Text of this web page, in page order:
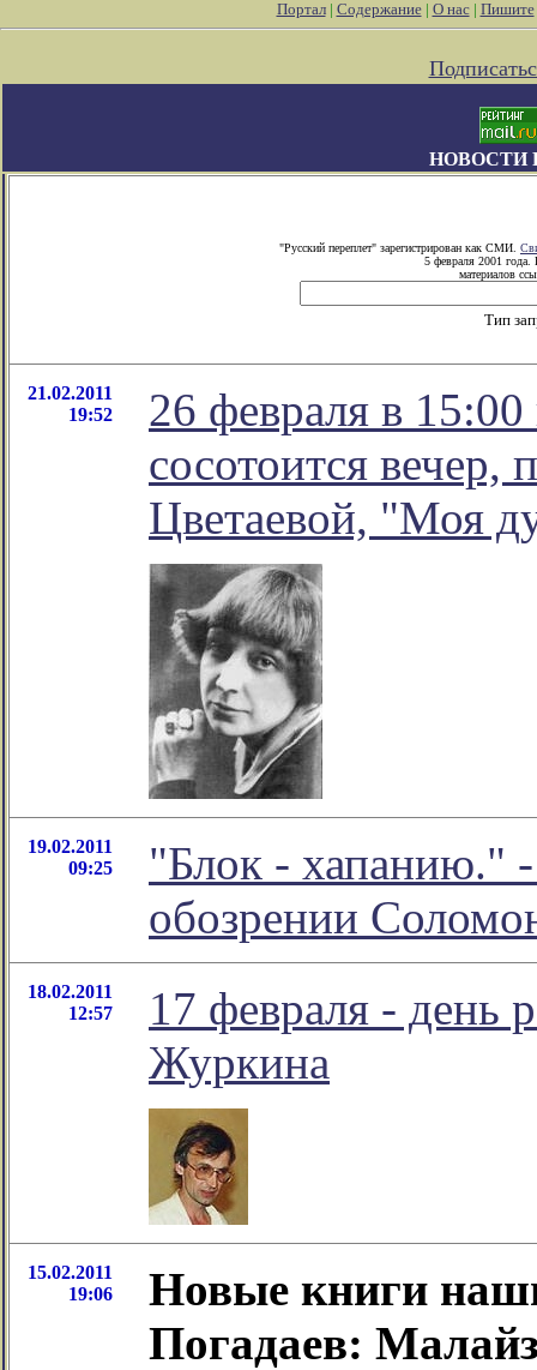
Портал| Содержание| О нас| Пишите
НОВОСТИ
"Русский переплет" зарегистрирован как СМИ.
5 февраля 2001 года.
материалов
Тип
21.02.2011
19:52
26 февраля в
сосотоится
Цветаевой, "Моя
19.02.2011
09:25
"Блок - хапанию."
обозрении
18.02.2011
12:57
17 февраля - день
Журкина
15.02.2011
19:06
Новые книги
Погадаев: